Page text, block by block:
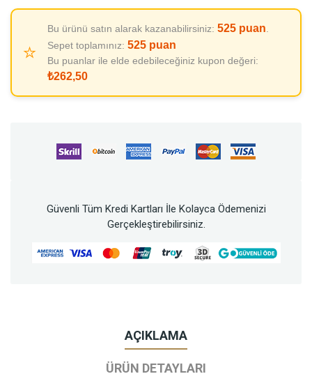
⭐
Bu ürünü satın alarak kazanabilirsiniz: 525 puan
Sepet toplamınız: 525 puan
Bu puanlar ile elde edebileceğiniz kupon değeri:
₺262,50
Güvenli Tüm Kredi Kartları İle Kolayca Ödemenizi
Gerçekleştirebilirsiniz.
AÇIKLAMA
ÜRÜN DETAYLARI